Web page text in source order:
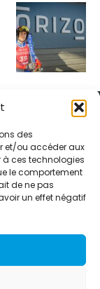
des
et/ou accéder aux
à ces technologies
le comportement
de ne pas
un effet négatif
presse et de
elle conçoit et
à l’international